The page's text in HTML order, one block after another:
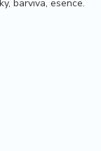
barviva, esence.